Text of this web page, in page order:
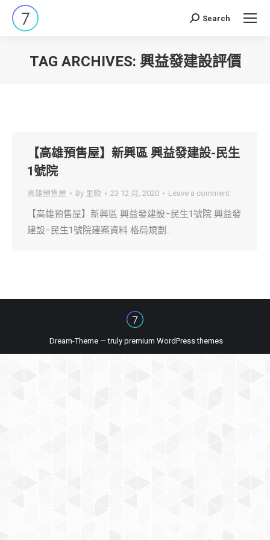
Search:
Search
TAG ARCHIVES: 興益發建設評價
【高雄預售屋】新興區 興益發建設-民生
1號院
高雄預售屋 By 里歐 23 12 月, 2020 Leave a comment
【高雄預售屋】新興區 興益發建設–民生1號院 興益發
建設–民生1號院建案資料 格局規劃…
Dream-Theme — truly premium WordPress themes